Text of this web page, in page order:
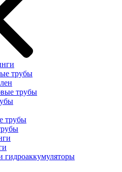
трубы
трубы
трубы
гидроаккумуляторы